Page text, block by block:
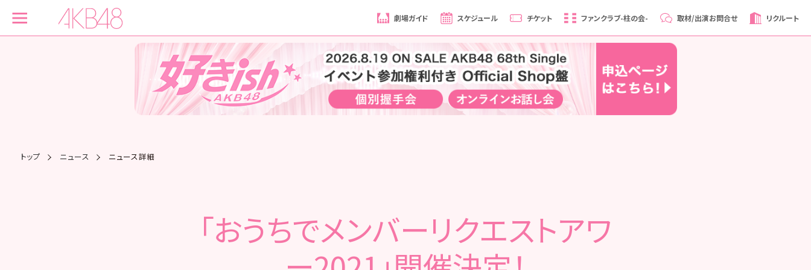
劇場ガイド スケジュール チケット ファンクラブ-柱の会- 取材/出演お問合せ リクルート
トップ ニュース ニュース詳細
「おうちでメンバーリクエストアワ